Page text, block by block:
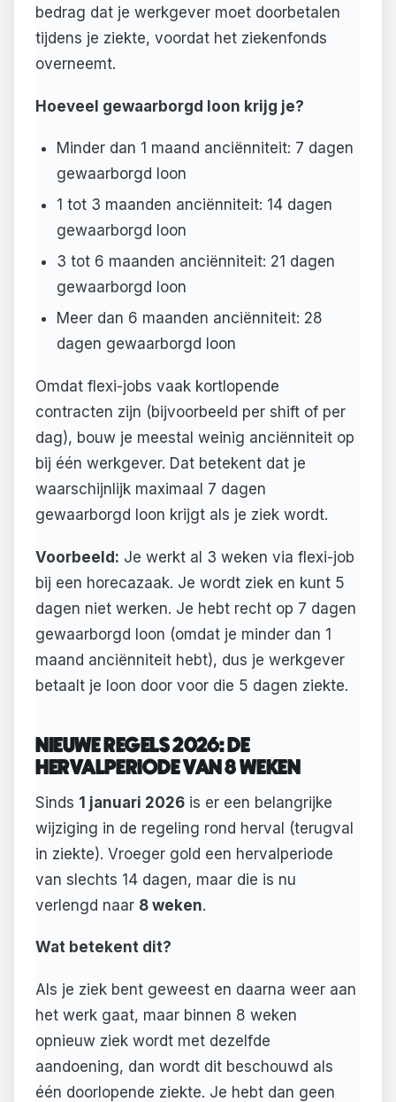
bedrag dat je werkgever moet doorbetalen
tijdens je ziekte, voordat het ziekenfonds
overneemt.
Hoeveel gewaarborgd loon krijg je?
Minder dan 1 maand anciënniteit: 7 dagen
gewaarborgd loon
1 tot 3 maanden anciënniteit: 14 dagen
gewaarborgd loon
3 tot 6 maanden anciënniteit: 21 dagen
gewaarborgd loon
Meer dan 6 maanden anciënniteit: 28
dagen gewaarborgd loon
Omdat flexi-jobs vaak kortlopende
contracten zijn (bijvoorbeeld per shift of per
dag), bouw je meestal weinig anciënniteit op
bij één werkgever. Dat betekent dat je
waarschijnlijk maximaal 7 dagen
gewaarborgd loon krijgt als je ziek wordt.
Voorbeeld: Je werkt al 3 weken via flexi-job
bij een horecazaak. Je wordt ziek en kunt 5
dagen niet werken. Je hebt recht op 7 dagen
gewaarborgd loon (omdat je minder dan 1
maand anciënniteit hebt), dus je werkgever
betaalt je loon door voor die 5 dagen ziekte.
NIEUWE REGELS 2026: DE
HERVALPERIODE VAN 8 WEKEN
Sinds 1 januari 2026 is er een belangrijke
wijziging in de regeling rond herval (terugval
in ziekte). Vroeger gold een hervalperiode
van slechts 14 dagen, maar die is nu
verlengd naar 8 weken.
Wat betekent dit?
Als je ziek bent geweest en daarna weer aan
het werk gaat, maar binnen 8 weken
opnieuw ziek wordt met dezelfde
aandoening, dan wordt dit beschouwd als
één doorlopende ziekte. Je hebt dan geen